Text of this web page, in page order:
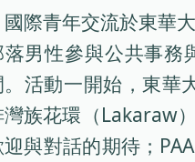
國際青年交流於東華
落男性參與公共事務
。活動一開始，東華
灣族花環（Lakaraw
與對話的期待；